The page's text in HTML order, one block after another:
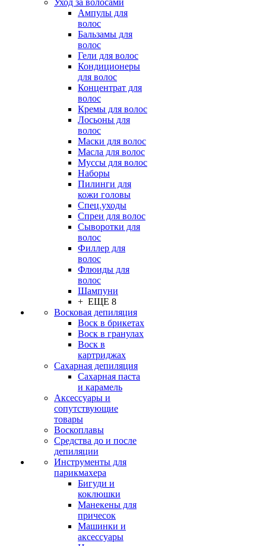
Уход за волосами
Ампулы для
волос
Бальзамы для
волос
Гели для волос
Кондиционеры
для волос
Концентрат для
волос
Кремы для волос
Лосьоны для
волос
Маски для волос
Масла для волос
Муссы для волос
Наборы
Пилинги для
кожи головы
Спец.уходы
Спреи для волос
Сыворотки для
волос
Филлер для
волос
Флюиды для
волос
Шампуни
+ ЕЩЕ 8
Восковая депиляция
Воск в брикетах
Воск в гранулах
Воск в
картриджах
Сахарная депиляция
Сахарная паста
и карамель
Аксессуары и
сопутствующие
товары
Воскоплавы
Средства до и после
депиляции
Инструменты для
парикмахера
Бигуди и
коклюшки
Манекены для
причесок
Машинки и
аксессуары